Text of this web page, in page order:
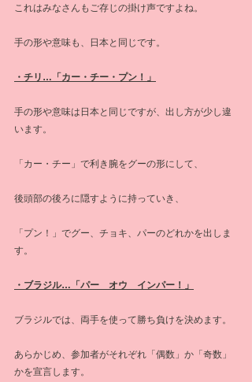
これはみなさんもご存じの掛け声ですよね。
手の形や意味も、日本と同じです。
・チリ…「カー・チー・プン！」
手の形や意味は日本と同じですが、出し方が少し違
います。
「カー・チー」で利き腕をグーの形にして、
後頭部の後ろに隠すように持っていき、
「プン！」でグー、チョキ、パーのどれかを出しま
す。
・ブラジル…「パー　オウ　インパー！」
ブラジルでは、両手を使って勝ち負けを決めます。
あらかじめ、参加者がそれぞれ「偶数」か「奇数」
かを宣言します。